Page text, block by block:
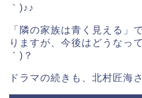
｀)♪♪
「隣の家族は青く見える」
りますが、今後はどうな
｀)？
ドラマの続きも、北村匠海